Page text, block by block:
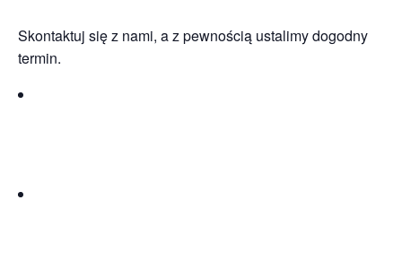
Skontaktuj się z nami, a z pewnością ustalimy dogodny
termin.